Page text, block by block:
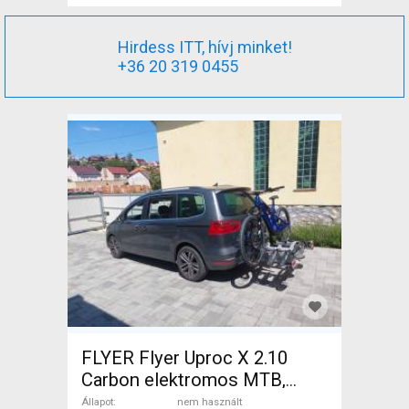
Hirdess ITT, hívj minket!
+36 20 319 0455
FLYER Flyer Uproc X 2.10
Carbon elektromos MTB,
karbon Elektromos Mountain
Állapot
nem használt